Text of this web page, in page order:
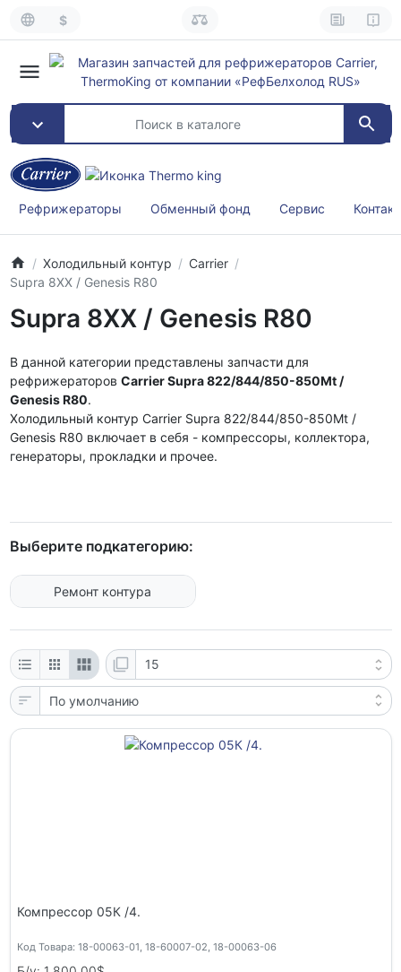
$
Рефрижераторы Обменный фонд Сервис
Холодильный контур
Carrier
Supra 8XX / Genesis R80
Supra 8XX / Genesis R80
В данной категории представлены запчасти для
рефрижераторов Carrier Supra 822/844/850-850Mt /
Genesis R80.
Холодильный контур Carrier Supra 822/844/850-850Mt /
Genesis R80 включает в себя - компрессоры, коллектора,
генераторы, прокладки и прочее.
Выберите подкатегорию:
Ремонт контура
Компрессор 05К /4.
Код Товара: 18-00063-01, 18-60007-02, 18-00063-06